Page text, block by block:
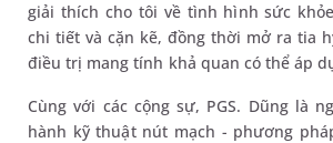
giải thích cho tôi về tình hình sức
chi tiết và cặn kẽ, đồng thời mở ra tia
điều trị mang tính khả quan có thể áp
Cùng với các cộng sự, PGS. Dũng là
hành kỹ thuật nút mạch - phương